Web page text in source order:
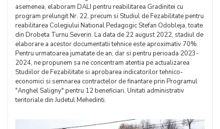
asemenea, elaboram DALI pentru reabilitarea Gradinitei cu
program prelungit Nr. 22, precum si Studiul de Fezabilitate pentru
reabilitarea Colegiului National Pedagogic Stefan Odobleja, toate
din Drobeta Turnu Severin. La data de 22 august 2022, stadiul de
elaborare a acestor documentatii tehnice este aproximativ 70%.
Pentru urmatoarea jumatate de an, dar si pentru perioada 2023-
2024, ne propunem sa ne concentram atentia pe actualizarea
Studiilor de Fezabilitate si aprobarea indicatorilor tehnico-
economici si semnarea contractelor de finantare prin Programul
"Anghel Saligny" pentru 12 beneficiari, Unitati administrativ
teritoriale din Judetul Mehedinti.